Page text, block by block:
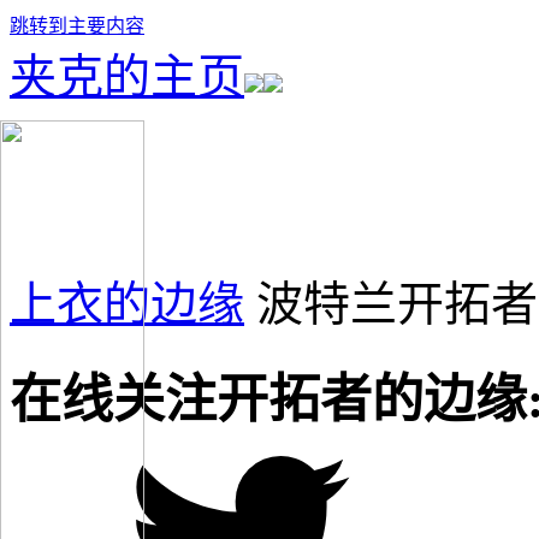
跳转到主要内容
夹克的主页
上衣的边缘 波特兰开拓
在线关注开拓者的边